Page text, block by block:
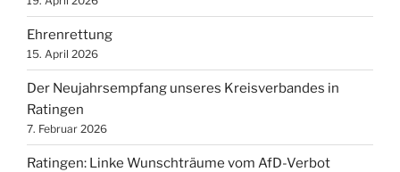
Ehrenrettung
15. April 2026
Der Neujahrsempfang unseres Kreisverbandes in
Ratingen
7. Februar 2026
Ratingen: Linke Wunschträume vom AfD-Verbot